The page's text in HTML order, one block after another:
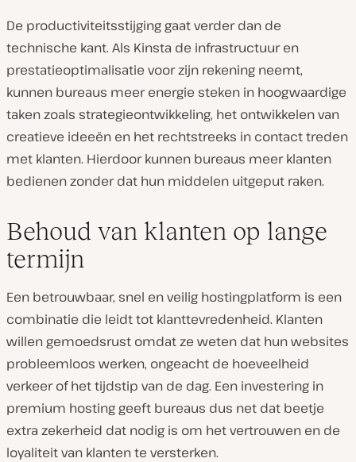
De productiviteitsstijging gaat verder dan de
technische kant. Als Kinsta de infrastructuur en
prestatieoptimalisatie voor zijn rekening neemt,
kunnen bureaus meer energie steken in hoogwaardige
taken zoals strategieontwikkeling, het ontwikkelen van
creatieve ideeën en het rechtstreeks in contact treden
met klanten. Hierdoor kunnen bureaus meer klanten
bedienen zonder dat hun middelen uitgeput raken.
Behoud van klanten op lange
termijn
Een betrouwbaar, snel en veilig hostingplatform is een
combinatie die leidt tot klanttevredenheid. Klanten
willen gemoedsrust omdat ze weten dat hun websites
probleemloos werken, ongeacht de hoeveelheid
verkeer of het tijdstip van de dag. Een investering in
premium hosting geeft bureaus dus net dat beetje
extra zekerheid dat nodig is om het vertrouwen en de
loyaliteit van klanten te versterken.